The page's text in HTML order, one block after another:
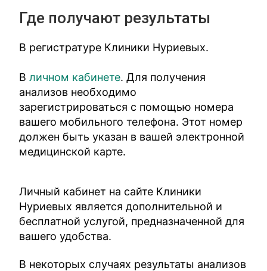
Где получают результаты
В регистратуре Клиники Нуриевых.
Вличном кабинете. Для получения
анализов необходимо
зарегистрироваться с помощью номера
вашего мобильного телефона. Этот номер
должен быть указан в вашей электронной
медицинской карте.
Личный кабинет на сайте Клиники
Нуриевых является дополнительной и
бесплатной услугой, предназначенной для
вашего удобства.
В некоторых случаях результаты анализов